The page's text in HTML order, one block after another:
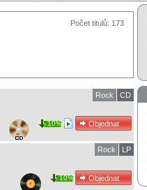
Počet titulů: 173
CD
Rock
10%
LP
Rock
10%